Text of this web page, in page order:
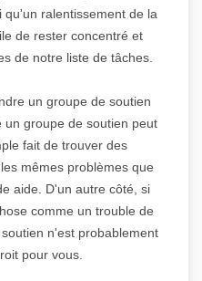
ralentissement de la
de rester concentré et
de notre liste de tâches.
un groupe de soutien
groupe de soutien peut
fait de trouver des
mêmes problèmes que
aide. D'un autre côté, si
comme un trouble de
n'est probablement
pour vous.